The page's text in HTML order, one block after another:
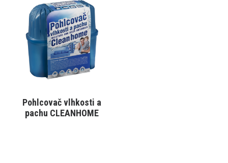
VYBRAT VARIANTU
produkt
variant.
Varianty
vybrat
Pohlcovač vlhkosti a
pachu CLEANHOME